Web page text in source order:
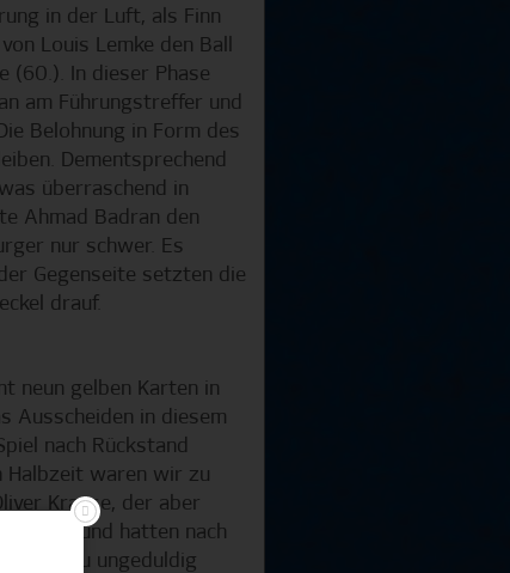
in der Luft, als Finn
Louis Lemke den Ball
(60.). In dieser Phase
am Führungstreffer und
Belohnung in Form des
Dementsprechend
überraschend in
Ahmad Badran den
nur schwer. Es
Gegenseite setzten die
drauf.
neun gelben Karten in
Ausscheiden in diesem
nach Rückstand
Halbzeit waren wir zu
Krause, der aber
Spiel und hatten nach
zu ungeduldig